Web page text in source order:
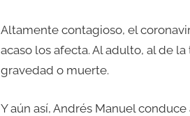
Altamente contagioso, el
acaso los afecta. Al adulto, al de
gravedad o muerte.
Y aún así, Andrés Manuel